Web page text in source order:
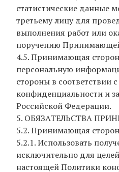
статистические данные
третьему лицу для
выполнения работ или
поручению
4.5. Принимающая
персональную
стороны в соответствии
конфиденциальности и
Российской Федерации.
5. ОБЯЗАТЕЛЬСТВА
5.2. Принимающая
5.2.1. Использовать
исключительно для
настоящей Политики